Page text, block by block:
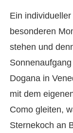
Ein
besonderen
stehen und
Dogana in
mit dem
Como gleiten,
Sternekoch an